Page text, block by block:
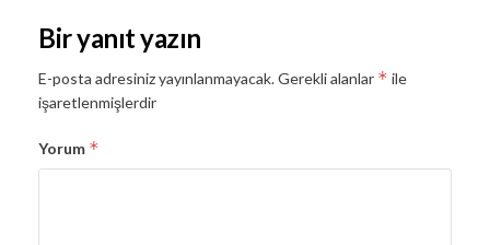
Bir yanıt yazın
E-posta adresiniz yayınlanmayacak.Gerekli alanlar * ile
işaretlenmişlerdir
Yorum *